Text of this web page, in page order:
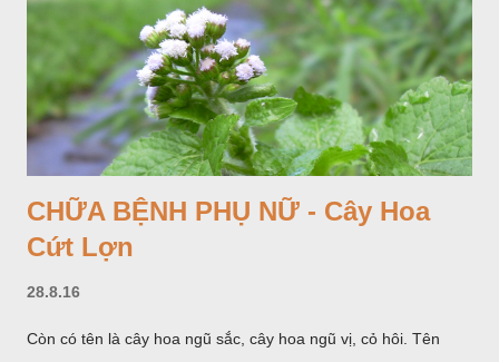
CHỮA BỆNH PHỤ NỮ - Cây Hoa
Cứt Lợn
28.8.16
Còn có tên là cây hoa ngũ sắc, cây hoa ngũ vị, cỏ hôi. Tên